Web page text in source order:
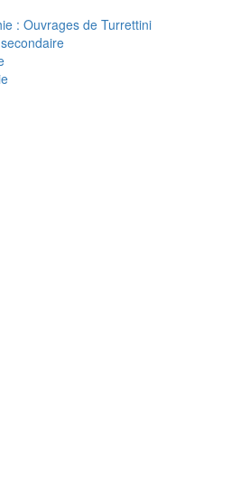
: Ouvrages de Turrettini